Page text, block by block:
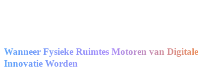
Wanneer Fysieke Ruimtes Motoren van Digitale
Innovatie Worden